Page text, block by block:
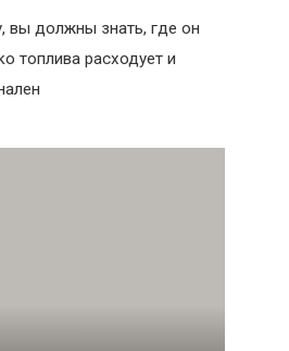
вы должны знать, где он
топлива расходует и